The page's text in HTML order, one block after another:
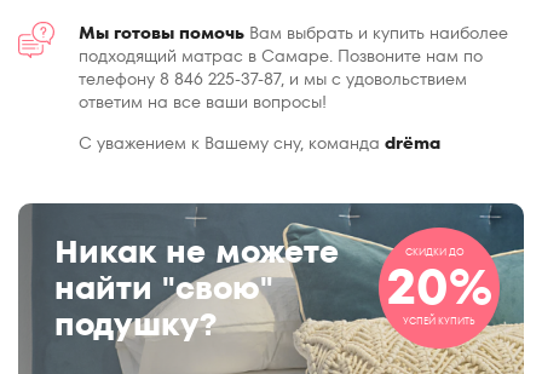
Мы готовы помочь Вам выбрать и купить наиболее
подходящий матрас в Самаре. Позвоните нам по
телефону 8 846 225-37-87, и мы с удовольствием
ответим на все ваши вопросы!
С уважением к Вашему сну, команда drёma
Никак не можете
найти "свою"
подушку?
СКИДКИ ДО
20%
УСПЕЙ КУПИТЬ